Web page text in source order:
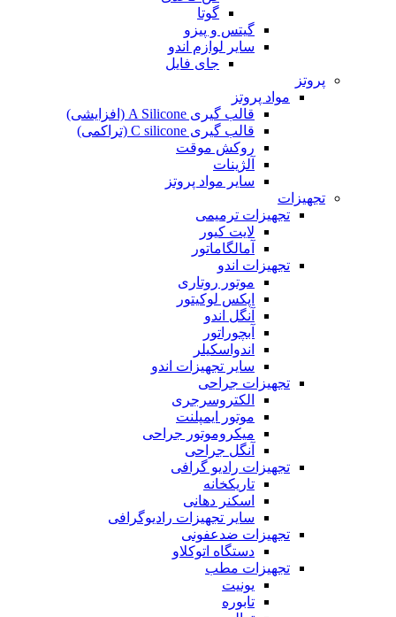
گوتا
گیتس و پیزو
سایر لوازم اندو
جای فایل
پروتز
مواد پروتز
قالب گیری A Silicone (افزایشی)
قالب گیری C silicone (تراکمی)
روکش موقت
آلژینات
سایر مواد پروتز
تجهیزات
تجهیزات ترمیمی
لایت کیور
آمالگاماتور
تجهیزات اندو
موتور روتاری
اپکس لوکیتور
آنگل اندو
آبچوراتور
اندواسکیلر
سایر تجهیزات اندو
تجهیزات جراحی
الکتروسرجری
موتور ایمپلنت
میکروموتور جراحی
آنگل جراحی
تجهیزات رادیو گرافی
تاریکخانه
اسکنر دهانی
سایر تجهیزات رادیوگرافی
تجهیزات ضدعفونی
دستگاه اتوکلاو
تجهیزات مطب
یونیت
تابوره